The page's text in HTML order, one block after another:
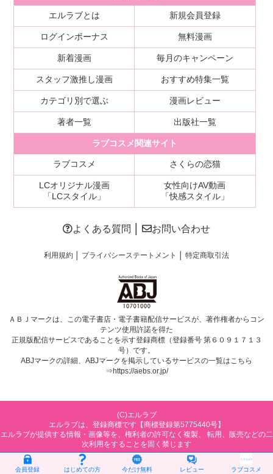
エルラブとは 新規会員登録
ログインボーナス 無料漫画
新着漫画 毎月のキャンペーン
スタッフ激推し漫画 おすすめ特集一覧
カテゴリ別で選ぶ 漫画レビュー
著者一覧 出版社一覧
ラブコスメ関連サイト
ラブコスメ さくらの恋猫
LCオリジナル漫画
「LCスタイル」
女性向けAV動画
「快感スタイル」
よくある質問 お問い合わせ
利用規約│ プライバシーステートメント 特定商取引法
ＡＢＪマークは、この電子書店・電子書籍配信サービスが、著作権者からコン
テンツ使用許諾を得た
正規版配信サービスであることを示す登録商標（登録番号 第６０９１７１３
号）です。
ABJマークの詳細、ABJマークを掲示しているサービスの一覧はこちら
⇒https://aebs.or.jp/
(C)エルラブ
エルラブは、登録商標です【商標登録第5775440号】
エルラブが提供する情報・画像等を、権利者の許可なく複製、 転用、販売などの二
次利用をすることを固く禁じます
会員登録 はじめての方 今だけ無料 レビュー ラブコスメ